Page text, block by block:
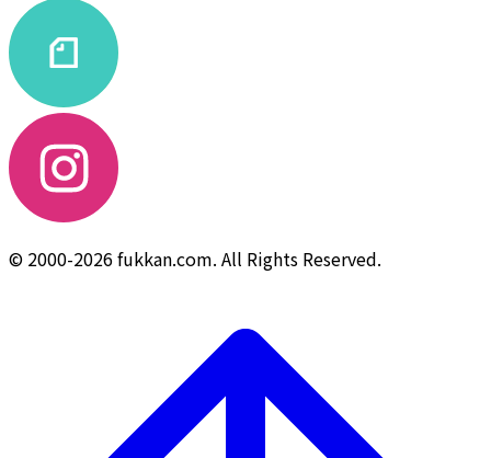
© 2000-2026 fukkan.com. All Rights Reserved.